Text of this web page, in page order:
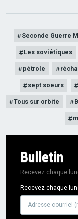
Seconde Guerre
Les soviétiques
pétrole
sept soeurs
Tous sur orbite
Bulletin
Recevez chaque
Recevez chaque
Adresse
courriel